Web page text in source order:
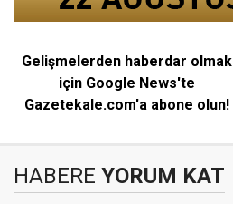
Gelişmelerden haberdar olmak
için Google News'te
Gazetekale.com'a abone olun!
HABERE YORUM KAT